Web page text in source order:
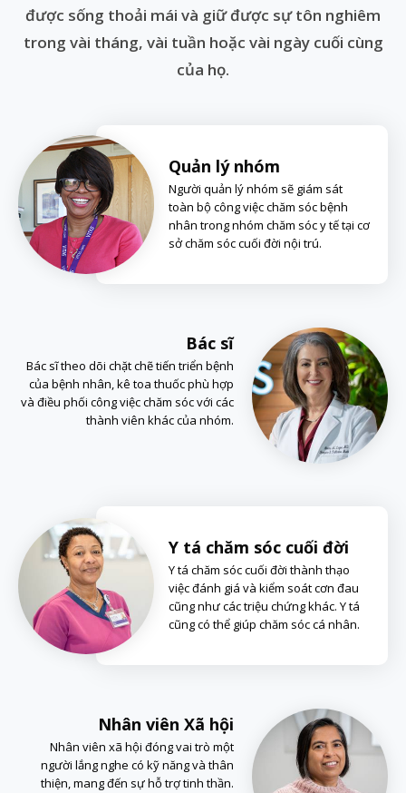
được sống thoải mái và giữ được sự tôn nghiêm
trong vài tháng, vài tuần hoặc vài ngày cuối cùng
của họ.
Quản lý nhóm
Người quản lý nhóm sẽ giám sát
toàn bộ công việc chăm sóc bệnh
nhân trong nhóm chăm sóc y tế tại cơ
sở chăm sóc cuối đời nội trú.
Bác sĩ
Bác sĩ theo dõi chặt chẽ tiến triển bệnh
của bệnh nhân, kê toa thuốc phù hợp
và điều phối công việc chăm sóc với các
thành viên khác của nhóm.
Y tá chăm sóc cuối đời
Y tá chăm sóc cuối đời thành thạo
việc đánh giá và kiểm soát cơn đau
cũng như các triệu chứng khác. Y tá
cũng có thể giúp chăm sóc cá nhân.
Nhân viên Xã hội
Nhân viên xã hội đóng vai trò một
người lắng nghe có kỹ năng và thân
thiện, mang đến sự hỗ trợ tinh thần.